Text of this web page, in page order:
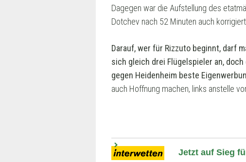
Dagegen war die Aufstellung des
Dotchev nach 52 Minuten auch
Darauf, wer für Rizzuto beginnt, darf
sich gleich drei Flügelspieler an,
gegen Heidenheim beste
auch Hoffnung machen, links anstelle
Jetzt auf Sieg